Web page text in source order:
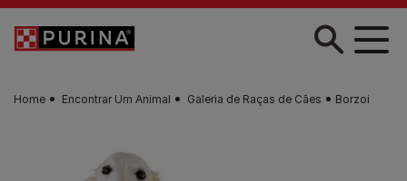
Skip to main content
Home Encontrar Um Animal Galeria de Raças de Cães Borzoi